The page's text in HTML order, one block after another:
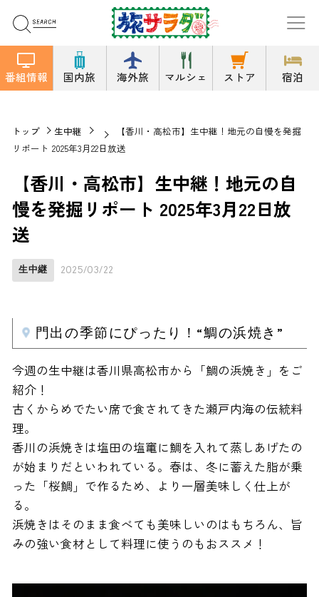
番組情報 国内旅 海外旅 マルシェ ストア 宿泊
トップ 生中継
【香川・高松市】生中継！地元の自慢を発掘
リポート 2025年3月22日放送
【香川・高松市】生中継！地元の自
慢を発掘リポート 2025年3月22日放
送
生中継 2025/03/22
門出の季節にぴったり！“鯛の浜焼き”
今週の生中継は香川県高松市から「鯛の浜焼き」をご
紹介！
古くからめでたい席で食されてきた瀬戸内海の伝統料
理。
香川の浜焼きは塩田の塩竃に鯛を入れて蒸しあげたの
が始まりだといわれている。春は、冬に蓄えた脂が乗
った「桜鯛」で作るため、より一層美味しく仕上が
る。
浜焼きはそのまま食べても美味しいのはもちろん、旨
みの強い食材として料理に使うのもおススメ！